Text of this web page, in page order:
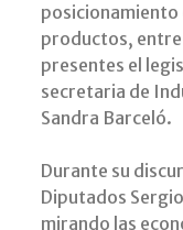
posicionamiento
productos,
presentes el
secretaria de
Sandra Barceló.
Durante su
Diputados
mirando las